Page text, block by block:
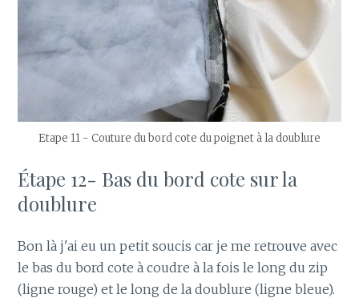
Etape 11 - Couture du bord cote du poignet à la doublure
Étape 12- Bas du bord cote sur la
doublure
Bon là j'ai eu un petit soucis car je me retrouve avec
le bas du bord cote à coudre à la fois le long du zip
(ligne rouge) et le long de la doublure (ligne bleue).